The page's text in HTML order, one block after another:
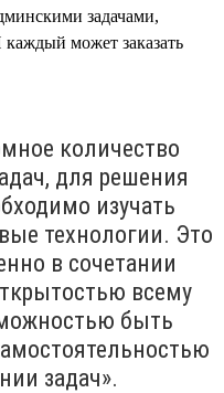
задачами,
может заказать
количество
для решения
изучать
технологии. Это
в сочетании
всему
быть
задач».